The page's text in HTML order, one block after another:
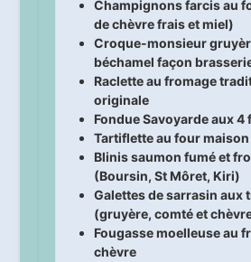
Champignons farcis au
de chèvre frais et miel)
Croque-monsieur
béchamel façon
Raclette au fromage
originale
Fondue Savoyarde aux 4
Tartiflette au four maison
Blinis saumon fumé et
(Boursin, St Môret, Kiri)
Galettes de sarrasin aux
(gruyère, comté et
Fougasse moelleuse au
chèvre